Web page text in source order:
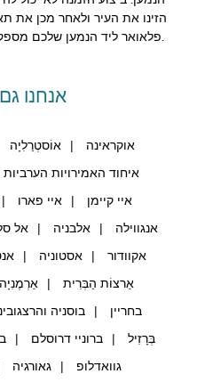
הזינו את העיר ולאחר מכן את
פלאואר ליד הנמען שלכם מספקת בימים שני עד שבת ברחבי מדיירה.
אנחנו
אוֹסטְרַלִיָה
אוקראינה
איחוד האמירויות הערביות
איי פארו
איי קיימן
אל אלבניה
אנגווילה
אסטוניה
אקוודור
אַרְמֶנִיָה
אַרצוֹת הַבְּרִית
בוסניה
בחריין
ברוניי דרוסלם
בְּרָזִיל
גאורגיה
גוואדלופ